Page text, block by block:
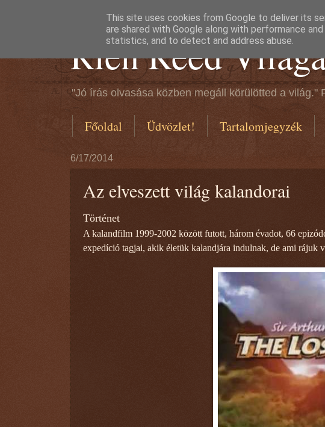
Rien Reed
"Jó írás olvasása közben megáll körülötted a világ."
Főoldal Üdvözlet! Tartalomjegyzék
6/17/2014
Az elveszett világ kalandorai
Történet
A kalandfilm 1999-2002 között futott, három évadot, 66
expedíció tagjai, akik életük kalandjára indulnak, de ami rájuk
This site uses cookies from Google to deliver its
are shared with Google along with performance
statistics, and to detect and address abuse.